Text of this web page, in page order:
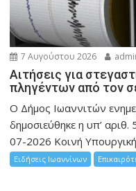
7 Αυγούστου 2026
Αιτήσεις για
πληγέντων από τον
Ο Δήμος Ιωαννιτών
δημοσιεύθηκε η υπ’
07-2026 Κοινή
Ειδήσεις Ιωαννίνων